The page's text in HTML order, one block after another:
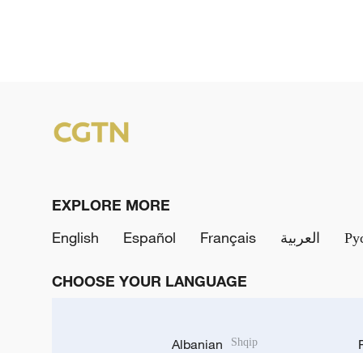
EXPLORE MORE
English
Español Français العربية
CHOOSE YOUR LANGUAGE
Albanian Shqip